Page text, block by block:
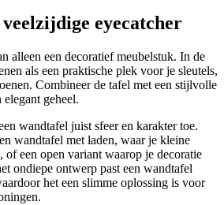
eyecatcher
alleen een decoratief meubelstuk. In de
als een praktische plek voor je sleutels,
Combineer de tafel met een stijlvolle
geheel.
wandtafel juist sfeer en karakter toe.
wandtafel met laden, waar je kleine
of een open variant waarop je decoratie
ondiepe ontwerp past een wandtafel
het een slimme oplossing is voor